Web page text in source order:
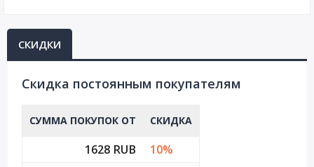
СКИДКИ
Cкидка постоянным покупателям
СУММА ПОКУПОК ОТ СКИДКА
1628 RUB
10%